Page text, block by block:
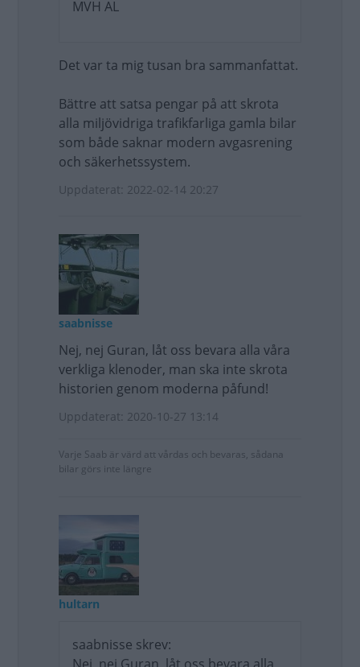
MVH AL
Det var ta mig tusan bra sammanfattat.
Bättre att satsa pengar på att skrota
alla miljövidriga trafikfarliga gamla bilar
som både saknar modern avgasrening
och säkerhetssystem.
Uppdaterat: 2022-02-14 20:27
saabnisse
Nej, nej Guran, låt oss bevara alla våra
verkliga klenoder, man ska inte skrota
historien genom moderna påfund!
Uppdaterat: 2020-10-27 13:14
Varje Saab är värd att vårdas och bevaras, sådana
bilar görs inte längre
hultarn
saabnisse skrev: